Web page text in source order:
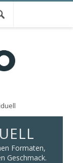
Formaten,
Geschmack.